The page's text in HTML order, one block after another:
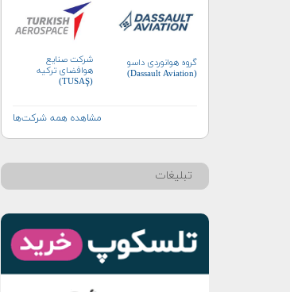
گروه هوانوردی داسو
(Dassault Aviation)
شرکت صنایع
هوافضای ترکیه
(TUSAŞ)
مشاهده همه شرکت‌ها
تبلیغات